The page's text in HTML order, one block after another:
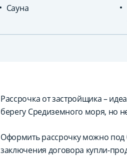
Сауна
Рассрочка от застройщика –
берегу Средиземного моря, но
Оформить рассрочку можно под
заключения договора купли-